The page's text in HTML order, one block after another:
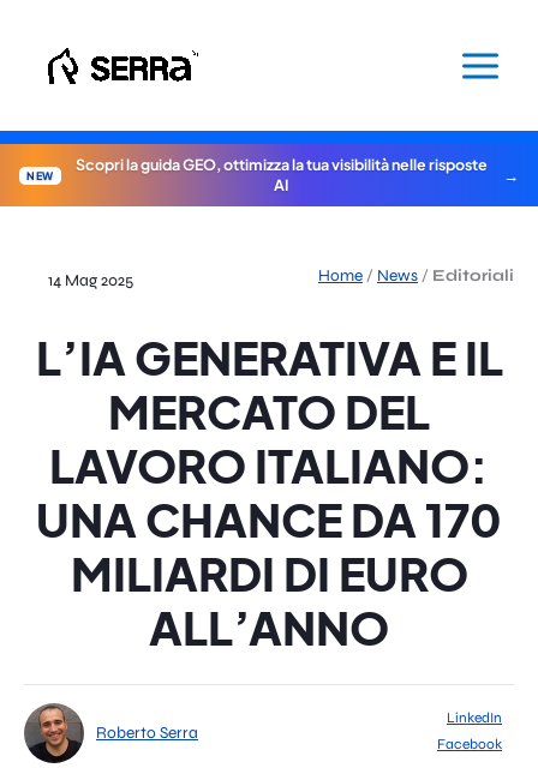
contenuto
NEW
Scopri la guida GEO, ottimizza la tua visibilità nelle risposte
AI
Home / News / Editoriali
14 Mag 2025
L’IA GENERATIVA E IL
MERCATO DEL
LAVORO ITALIANO:
UNA CHANCE DA 170
MILIARDI DI EURO
ALL’ANNO
Roberto Serra
LinkedIn
Facebook